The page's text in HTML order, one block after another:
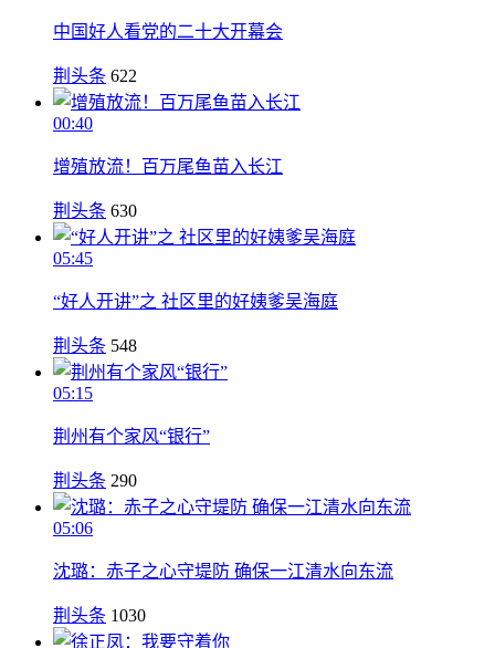
中国好人看党的二十大开幕会
荆头条 622
00:40
增殖放流！百万尾鱼苗入长江
荆头条 630
05:45
“好人开讲”之 社区里的好姨爹吴海庭
荆头条 548
05:15
荆州有个家风“银行”
荆头条 290
05:06
沈璐：赤子之心守堤防 确保一江清水向东流
荆头条 1030